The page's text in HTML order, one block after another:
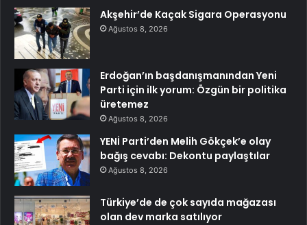
Akşehir’de Kaçak Sigara Operasyonu
Ağustos 8, 2026
Erdoğan’ın başdanışmanından Yeni
Parti için ilk yorum: Özgün bir politika
üretemez
Ağustos 8, 2026
YENİ Parti’den Melih Gökçek’e olay
bağış cevabı: Dekontu paylaştılar
Ağustos 8, 2026
Türkiye’de de çok sayıda mağazası
olan dev marka satılıyor